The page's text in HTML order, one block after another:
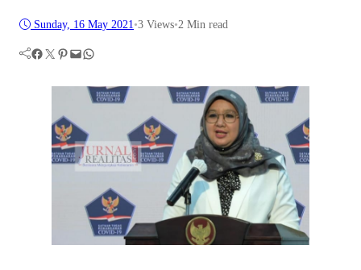
Sunday, 16 May 2021•3 Views•2 Min read
Facebook Twitter Pinterest Mail WhatsApp